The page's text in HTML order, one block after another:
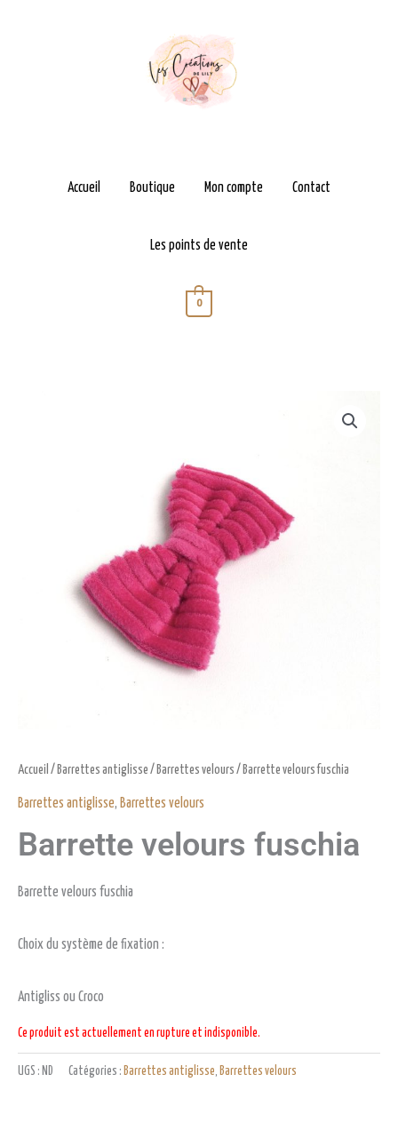
Accueil Boutique Mon compte Contact
Les points de vente
0
Accueil / Barrettes antiglisse / Barrettes velours / Barrette velours fuschia
Barrettes antiglisse, Barrettes velours
Barrette velours fuschia
Barrette velours fuschia
Choix du système de fixation :
Antigliss ou Croco
Ce produit est actuellement en rupture et indisponible.
UGS : ND Catégories : Barrettes antiglisse, Barrettes velours